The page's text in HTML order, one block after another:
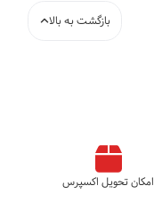
بازگشت به بالا
امکان تحویل اکسپرس